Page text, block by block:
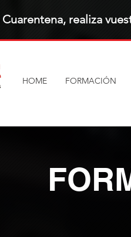
realiza
HOME FORMACIÓN